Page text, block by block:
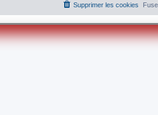
Supprimer les cookies